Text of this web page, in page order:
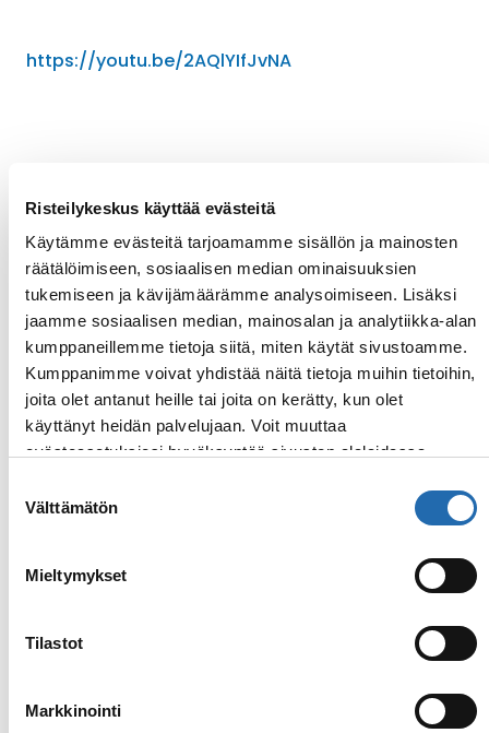
Risteilykeskus käyttää evästeitä
Käytämme evästeitä tarjoamamme sisällön ja mainosten
räätälöimiseen, sosiaalisen median ominaisuuksien
tukemiseen ja kävijämäärämme analysoimiseen. Lisäksi
jaamme sosiaalisen median, mainosalan ja analytiikka-alan
kumppaneillemme tietoja siitä, miten käytät sivustoamme.
Kumppanimme voivat yhdistää näitä tietoja muihin tietoihin,
joita olet antanut heille tai joita on kerätty, kun olet
käyttänyt heidän palvelujaan. Voit muuttaa
evästeasetuksiesi hyväksyntää sivuston alalaidassa
valinta
Välttämätön
Mieltymykset
Tilastot
Markkinointi
https://youtu.be/2AQlYIfJvNA
Tarjoukset
ROYAL CARIBBEAN
Ennakkovaraajalle
käyttörahaa
Kun varaat Royal Caribbeanin risteilyn